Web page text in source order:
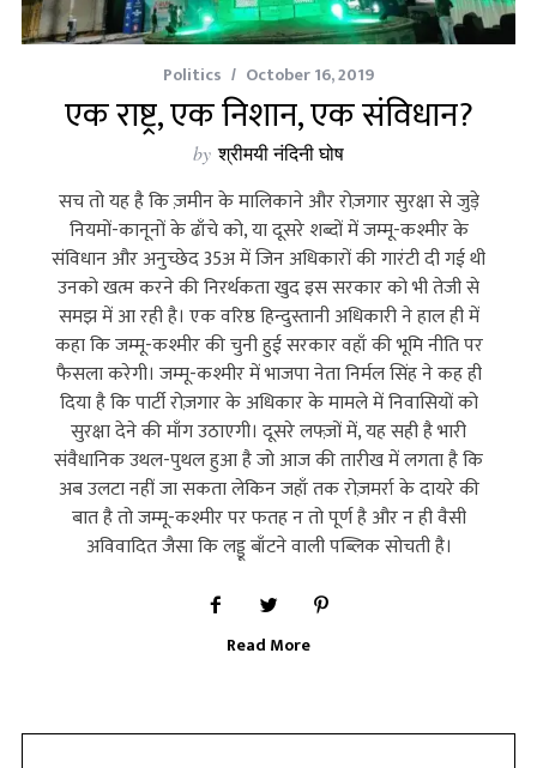
Politics October 16, 2019
एक राष्ट्र, एक निशान, एक संविधान?
by श्रीमयी नंदिनी घोष
सच तो यह है कि ज़मीन के मालिकाने और रोज़गार सुरक्षा से जुड़े
नियमों-कानूनों के ढाँचे को, या दूसरे शब्दों में जम्मू-कश्मीर के
संविधान और अनुच्छेद 35अ में जिन अधिकारों की गारंटी दी गई थी
उनको खत्म करने की निरर्थकता खुद इस सरकार को भी तेजी से
समझ में आ रही है। एक वरिष्ठ हिन्दुस्तानी अधिकारी ने हाल ही में
कहा कि जम्मू-कश्मीर की चुनी हुई सरकार वहाँ की भूमि नीति पर
फैसला करेगी। जम्मू-कश्मीर में भाजपा नेता निर्मल सिंह ने कह ही
दिया है कि पार्टी रोज़गार के अधिकार के मामले में निवासियों को
सुरक्षा देने की माँग उठाएगी। दूसरे लफ्ज़ों में, यह सही है भारी
संवैधानिक उथल-पुथल हुआ है जो आज की तारीख में लगता है कि
अब उलटा नहीं जा सकता लेकिन जहाँ तक रोज़मर्रा के दायरे की
बात है तो जम्मू-कश्मीर पर फतह न तो पूर्ण है और न ही वैसी
अविवादित जैसा कि लड्डू बाँटने वाली पब्लिक सोचती है।
Read More